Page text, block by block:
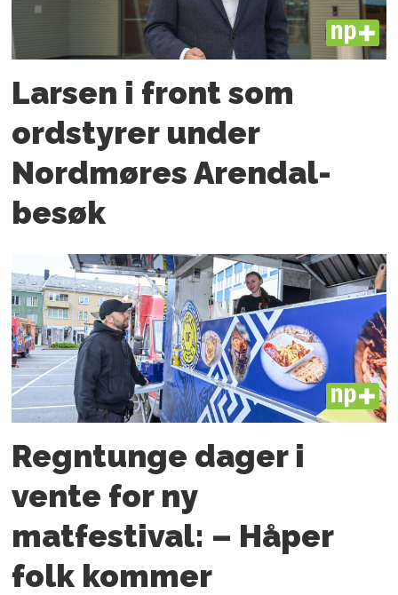
PLUS
Larsen i front som
ordstyrer under
Nordmøres Arendal-
besøk
PLUS
Regntunge dager i
vente for ny
matfestival: – Håper
folk kommer